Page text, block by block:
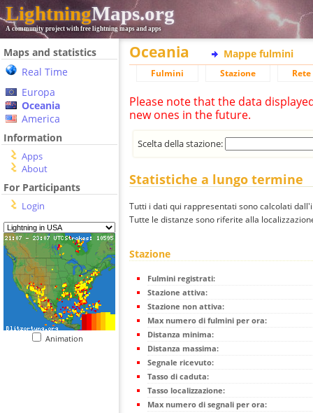
LightningMaps.org
A community project with free lightning maps and apps
Maps and statistics
Real Time
Europa
Oceania
America
Information
Apps
About
For Participants
Login
Animation
Oceania Mappe fulmini
Fulmini Stazione
Please note that the data
new ones in the future.
Scelta della stazione:
Statistiche a lungo termine
Tutti i dati qui rappresentati sono calcolati
Tutte le distanze sono riferite alla
Stazione
Fulmini registrati:
Stazione attiva:
Stazione non attiva:
Max numero di fulmini per ora:
Distanza minima:
Distanza massima:
Segnale ricevuto:
Tasso di caduta:
Tasso localizzazione:
Max numero di segnali per ora: